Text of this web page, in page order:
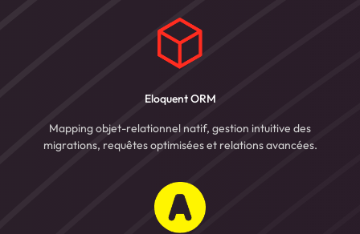
Eloquent ORM
Mapping objet-relationnel natif, gestion intuitive des
migrations, requêtes optimisées et relations avancées.